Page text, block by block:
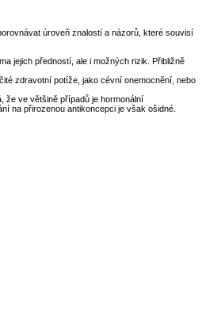
úroveň znalostí a názorů, které souvisí
jejich předností, ale i možných rizik. Přibližně
zdravotní potíže, jako cévní onemocnění, nebo
že ve většině případů je hormonální
na přirozenou antikoncepci je však ošidné.